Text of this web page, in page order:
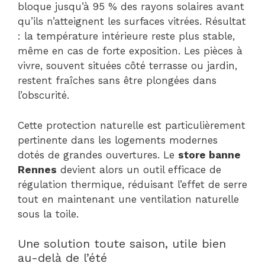
bloque jusqu’à 95 % des rayons solaires avant
qu’ils n’atteignent les surfaces vitrées. Résultat
: la température intérieure reste plus stable,
même en cas de forte exposition. Les pièces à
vivre, souvent situées côté terrasse ou jardin,
restent fraîches sans être plongées dans
l’obscurité.
Cette protection naturelle est particulièrement
pertinente dans les logements modernes
dotés de grandes ouvertures. Le store banne
Rennes devient alors un outil efficace de
régulation thermique, réduisant l’effet de serre
tout en maintenant une ventilation naturelle
sous la toile.
Une solution toute saison, utile bien
au-delà de l’été